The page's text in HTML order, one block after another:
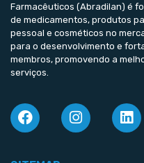
Farmacêuticos (Abradilan) é
de medicamentos, produtos
pessoal e cosméticos no
para o desenvolvimento e
membros, promovendo a
serviços.